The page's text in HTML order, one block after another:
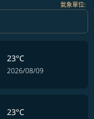
氣象單位:
23°C
2026/08/09
23°C